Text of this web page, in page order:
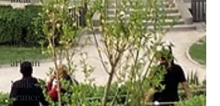
créateur
designer
artisan
Made in
France